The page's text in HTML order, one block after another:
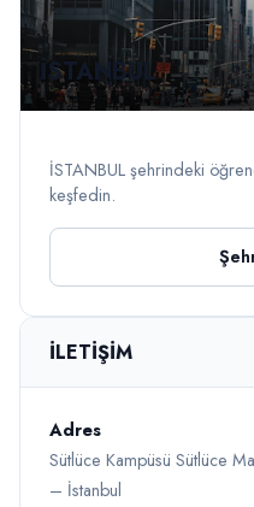
İSTANBUL
İSTANBUL şehrindeki
keşfedin.
İLETIŞIM
Adres
Sütlüce Kampüsü Sütlüce
– İstanbul